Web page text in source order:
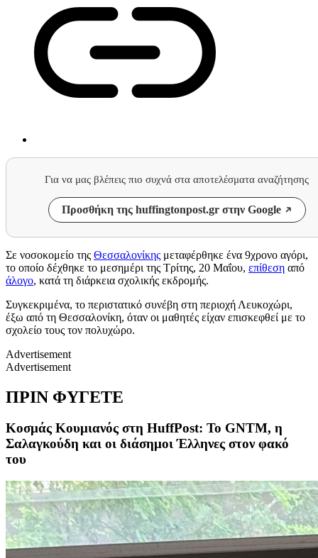
Για να μας βλέπεις πιο συχνά στα αποτελέσματα αναζήτησης
Προσθήκη της huffingtonpost.gr στην Google
Σε νοσοκομείο της Θεσσαλονίκης μεταφέρθηκε ένα 9χρονο αγόρι,
το οποίο δέχθηκε το μεσημέρι της Τρίτης, 20 Μαΐου, επίθεση από
άλογο, κατά τη διάρκεια σχολικής εκδρομής.
Συγκεκριμένα, το περιστατικό συνέβη στη περιοχή Λευκοχώρι,
έξω από τη Θεσσαλονίκη, όταν οι μαθητές είχαν επισκεφθεί με το
σχολείο τους τον πολυχώρο.
Advertisement
Advertisement
ΠΡΙΝ ΦΥΓΕΤΕ
Κοσμάς Κουμιανός στη HuffPost: Το GNTM, η
Σαλαγκούδη και οι διάσημοι Έλληνες στον φακό
του